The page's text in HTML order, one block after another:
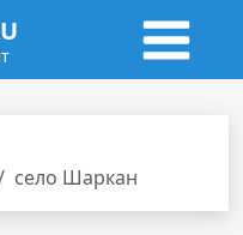
село Шаркан